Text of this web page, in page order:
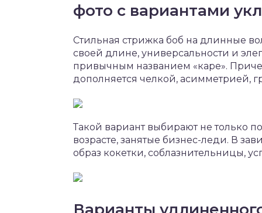
фото с вариантами
Стильная стрижка боб на длинные
своей длине, универсальности и
привычным названием «каре».
дополняется челкой, асимметрией,
Такой вариант выбирают не только
возрасте, занятые бизнес-леди. В
образ кокетки, соблазнительницы,